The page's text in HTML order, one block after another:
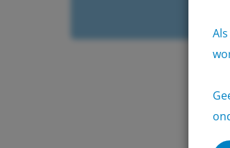
Verkrijgbaar bij 209